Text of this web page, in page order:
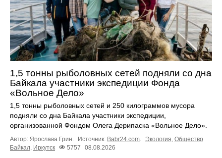
1,5 тонны рыболовных сетей подняли со дна
Байкала участники экспедиции Фонда
«Вольное Дело»
1,5 тонны рыболовных сетей и 250 килограммов мусора
подняли со дна Байкала участники экспедиции,
организованной Фондом Олега Дерипаска «Вольное Дело».
Автор: Ярослава Грин. Источник: Babr24.com. Экология, Общество
Байкал, Иркутск 5757 08.08.2026